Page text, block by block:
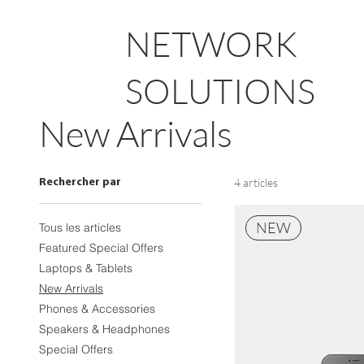
NETWORK
SOLUTIONS
New Arrivals
Rechercher par
Tous les articles
Featured Special Offers
Laptops & Tablets
New Arrivals
Phones & Accessories
Speakers & Headphones
Special Offers
4 articles
NEW